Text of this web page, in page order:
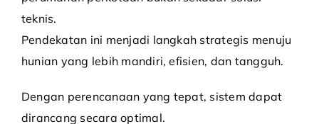
teknis.
Pendekatan ini menjadi langkah strategis menuju
hunian yang lebih mandiri, efisien, dan tangguh.
Dengan perencanaan yang tepat, sistem dapat
dirancang secara optimal.